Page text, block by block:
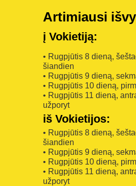
Artimiausi
į Vokietiją:
• Rugpjūtis 8 dieną,
šiandien
• Rugpjūtis 9 dieną,
• Rugpjūtis 10 dieną,
• Rugpjūtis 11 dieną,
užporyt
iš Vokietijos:
• Rugpjūtis 8 dieną,
šiandien
• Rugpjūtis 9 dieną,
• Rugpjūtis 10 dieną,
• Rugpjūtis 11 dieną,
užporyt